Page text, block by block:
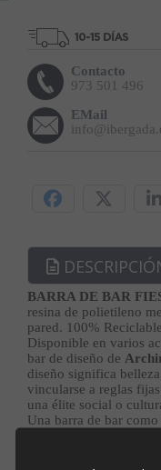
Contacto
973 501 496
EMail
BARRA DE BAR
resina de polietileno
pared. 100%
Disponible en varios
bar de diseño de
diseño significa
vincularse a reglas
una élite social o
Una barra de bar
de arena, donde